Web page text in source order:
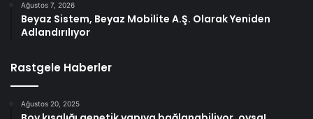
Ağustos 7, 2026
Beyaz Sistem, Beyaz Mobilite A.Ş. Olarak Yeniden
Adlandırılıyor
Rastgele Haberler
Ağustos 20, 2025